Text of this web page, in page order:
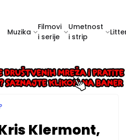
Muzika
Filmovi
i serije
Umetnost
i strip
Klermont,